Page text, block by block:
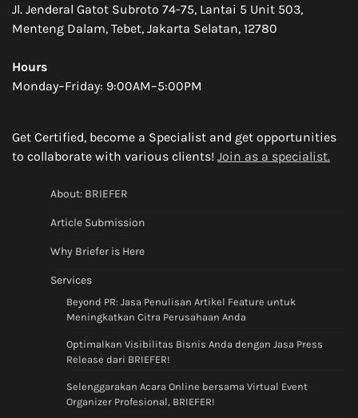
Jl. Jenderal Gatot Subroto 74-75, Lantai 5 Unit 503,
Menteng Dalam, Tebet, Jakarta Selatan, 12780
Hours
Monday–Friday: 9:00AM–5:00PM
Get Certified, become a Specialist and get opportunities
to collaborate with various clients! Join as a specialist.
About: BRIEFER
Article Submission
Why Briefer is Here
Services
Beyond PR: Jasa Penulisan Artikel Feature untuk
Meningkatkan Citra Perusahaan Anda
Optimalkan Visibilitas Bisnis Anda dengan Jasa Press
Release dari BRIEFER!
Selenggarakan Acara Online bersama Virtual Event
Organizer Profesional, BRIEFER!